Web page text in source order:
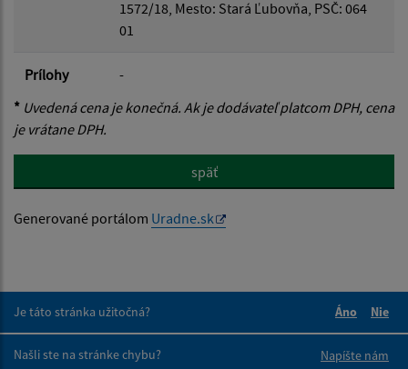
1572/18, Mesto: Stará Ľubovňa, PSČ: 064
01
Prílohy
-
* Uvedená cena je konečná. Ak je dodávateľ platcom DPH, cena
je vrátane DPH.
späť
Generované portálom Uradne.sk
Je táto stránka užitočná?
Áno
Nie
Našli ste na stránke chybu?
Napíšte nám